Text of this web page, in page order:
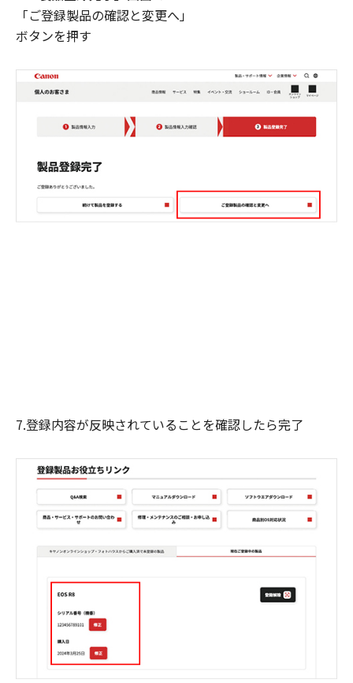
「ご登録製品の確認と変更へ」
ボタンを押す
7.登録内容が反映されていることを確認したら完了